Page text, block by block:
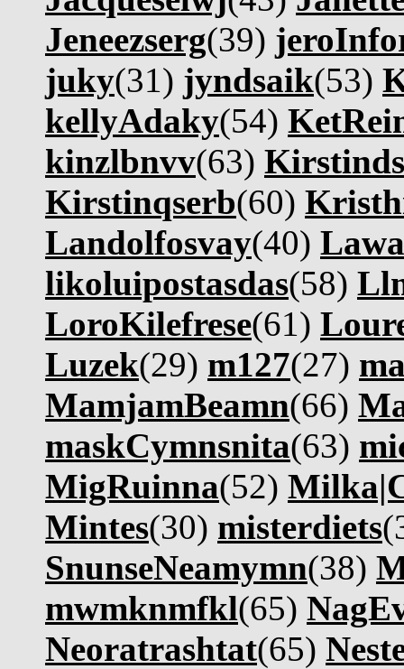
Jeneezserg(39)
juky(31) jyndsaik(53)
kellyAdaky(54)
kinzlbnvv(63)
Kirstinqserb(60)
Landolfosvay(40)
likoluipostasdas(58)
LoroKilefrese(61)
Luzek(29) m127(27)
MamjamBeamn(66)
maskCymnsnita(63)
MigRuinna(52)
Mintes(30) misterdiets
SnunseNeamymn(38)
mwmknmfkl(65)
Neoratrashtat(65)